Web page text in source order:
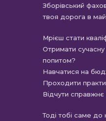
Зборівський
твоя дорога в
Мрієш стати
Отримати
попитом?
Навчатися на
Проходити
Відчути
Тоді тобі саме до